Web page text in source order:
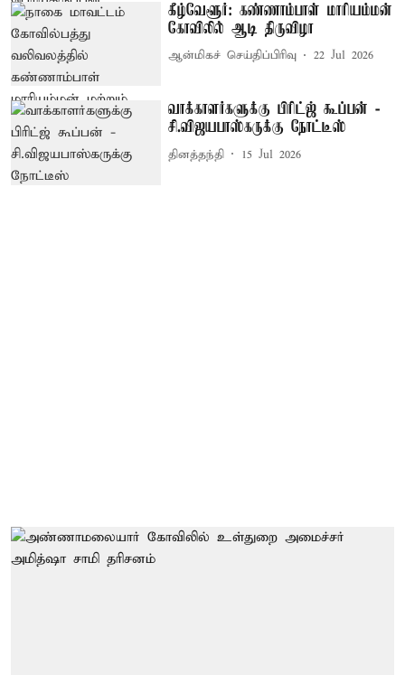
கீழ்வேளூர்: கண்ணாம்பாள் மாரியம்மன்
கோவிலில் ஆடி திருவிழா
ஆன்மிகச் செய்திப்பிரிவு 22 Jul 2026
வாக்காளர்களுக்கு பிரிட்ஜ் கூப்பன் -
சி.விஜயபாஸ்கருக்கு நோட்டீஸ்
தினத்தந்தி 15 Jul 2026